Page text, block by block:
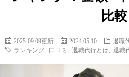
比較
2025.09.09更新 2024.05.10
退職
ランキング
口コミ 退職代行とは 退職